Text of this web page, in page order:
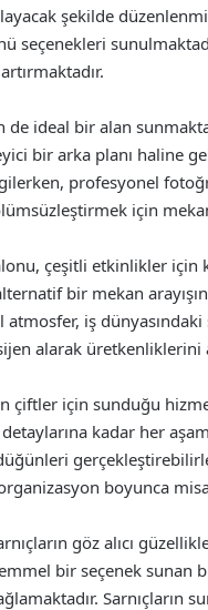
şekilde
seçenekleri
ideal bir alan
bir arka planı haline
profesyonel
için
çeşitli etkinlikler
bir mekan
atmosfer, iş
alarak üretkenliklerini
çiftler için sunduğu
kadar her
boyunca
göz alıcı
bir seçenek sunan
Sarnıçların